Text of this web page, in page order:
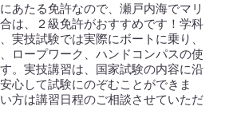
あたる免許なので、瀬戸内海でマリ
は、２級免許がおすすめです！学科
実技試験では実際にボートに乗り、
ロープワーク、ハンドコンパスの使
。実技講習は、国家試験の内容に沿
心して試験にのぞむことができま
方は講習日程のご相談させていただ